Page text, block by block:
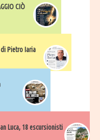
CIÒ
Pietro Iaria
Luca, 18 escursionisti